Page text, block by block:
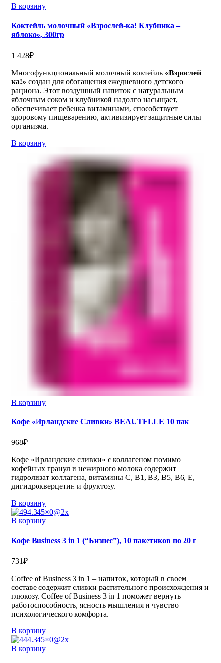
В корзину
Коктейль молочный «Взрослей-ка! Клубника –
яблоко», 300гр
1 428₽
Многофункциональный молочный коктейль «Взрослей-
ка!» создан для обогащения ежедневного детского
рациона. Этот воздушный напиток с натуральным
яблочным соком и клубникой надолго насыщает,
обеспечивает ребенка витаминами, способствует
здоровому пищеварению, активизирует защитные силы
организма.
В корзину
В корзину
Кофе «Ирландские Сливки» BEAUTELLE 10 пак
968₽
Кофе «Ирландские сливки» с коллагеном помимо
кофейных гранул и нежирного молока содержит
гидролизат коллагена, витамины С, В1, В3, В5, В6, Е,
дигидрокверцетин и фруктозу.
В корзину
В корзину
Кофе Business 3 in 1 (“Бизнес”), 10 пакетиков по 20 г
731₽
Coffee of Business 3 in 1 – напиток, который в своем
составе содержит сливки растительного происхождения и
глюкозу. Coffee of Business 3 in 1 поможет вернуть
работоспособность, ясность мышления и чувство
психологического комфорта.
В корзину
В корзину